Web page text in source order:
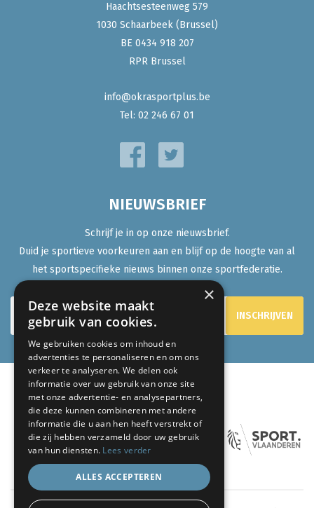
Haachtsesteenweg 579
1030 Schaarbeek (Brussel)
BE 0434 918 207
RPR Brussel
info@okrasportplus.be
Tel: 02 246 67 01
NIEUWSBRIEF
Schrijf je in op onze nieuwsbrief.
Duid je sportieve voorkeuren aan en blijf op de hoogte van al
het sportspecifieke nieuws binnen onze sportfederatie.
ONZE PARTNERS:
×
Deze website maakt
gebruik van cookies.
We gebruiken cookies om inhoud en
advertenties te personaliseren en om ons
verkeer te analyseren. We delen ook
informatie over uw gebruik van onze site
met onze advertentie- en analysepartners,
die deze kunnen combineren met andere
informatie die u aan hen heeft verstrekt of
die zij hebben verzameld door uw gebruik
van hun diensten. Lees verder
ALLES ACCEPTEREN